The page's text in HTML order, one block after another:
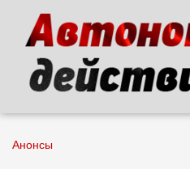
основному
содержанию
Анонсы